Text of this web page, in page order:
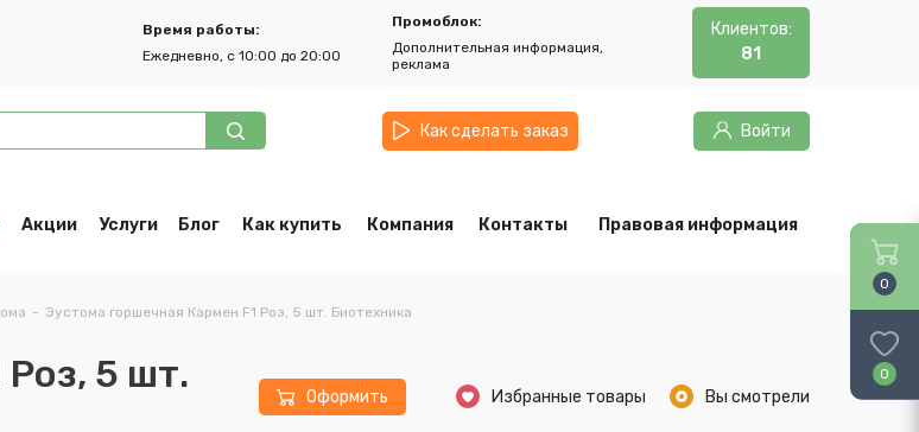
Время работы:
Ежедневно, с 10:00 до 20:00
Промоблок:
Дополнительная информация,
реклама
Клиентов:
81
Как сделать заказ Войти
Акции Услуги Блог Как купить Компания Контакты Правовая информация
- Эустома горшечная Кармен F1 Роз, 5 шт. Биотехника
5 шт.
Оформить Избранные товары Вы смотрели
0
0